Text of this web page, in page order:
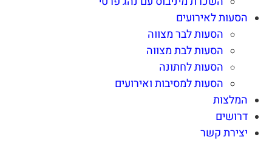
הסעות לאירועים
הסעות לבר מצווה
הסעות לבת מצווה
הסעות לחתונה
הסעות למסיבות ואירועים
המלצות
דרושים
יצירת קשר